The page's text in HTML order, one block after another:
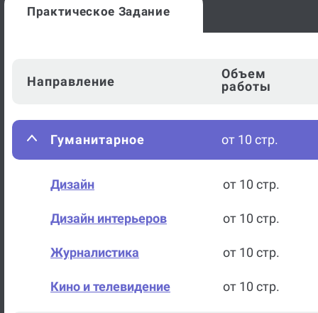
Практическое Задание
Направление
Объем
работы
Гуманитарное от 10 стр.
Дизайн от 10 стр.
Дизайн интерьеров от 10 стр.
Журналистика от 10 стр.
Кино и телевидение от 10 стр.